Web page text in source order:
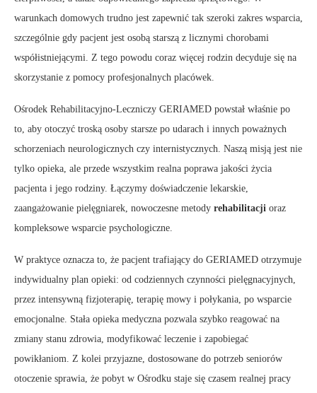
warunkach domowych trudno jest zapewnić tak szeroki zakres wsparcia,
szczególnie gdy pacjent jest osobą starszą z licznymi chorobami
współistniejącymi. Z tego powodu coraz więcej rodzin decyduje się na
skorzystanie z pomocy profesjonalnych placówek.
Ośrodek Rehabilitacyjno-Leczniczy GERIAMED powstał właśnie po
to, aby otoczyć troską osoby starsze po udarach i innych poważnych
schorzeniach neurologicznych czy internistycznych. Naszą misją jest nie
tylko opieka, ale przede wszystkim realna poprawa jakości życia
pacjenta i jego rodziny. Łączymy doświadczenie lekarskie,
zaangażowanie pielęgniarek, nowoczesne metody rehabilitacji oraz
kompleksowe wsparcie psychologiczne.
W praktyce oznacza to, że pacjent trafiający do GERIAMED otrzymuje
indywidualny plan opieki: od codziennych czynności pielęgnacyjnych,
przez intensywną fizjoterapię, terapię mowy i połykania, po wsparcie
emocjonalne. Stała opieka medyczna pozwala szybko reagować na
zmiany stanu zdrowia, modyfikować leczenie i zapobiegać
powikłaniom. Z kolei przyjazne, dostosowane do potrzeb seniorów
otoczenie sprawia, że pobyt w Ośrodku staje się czasem realnej pracy